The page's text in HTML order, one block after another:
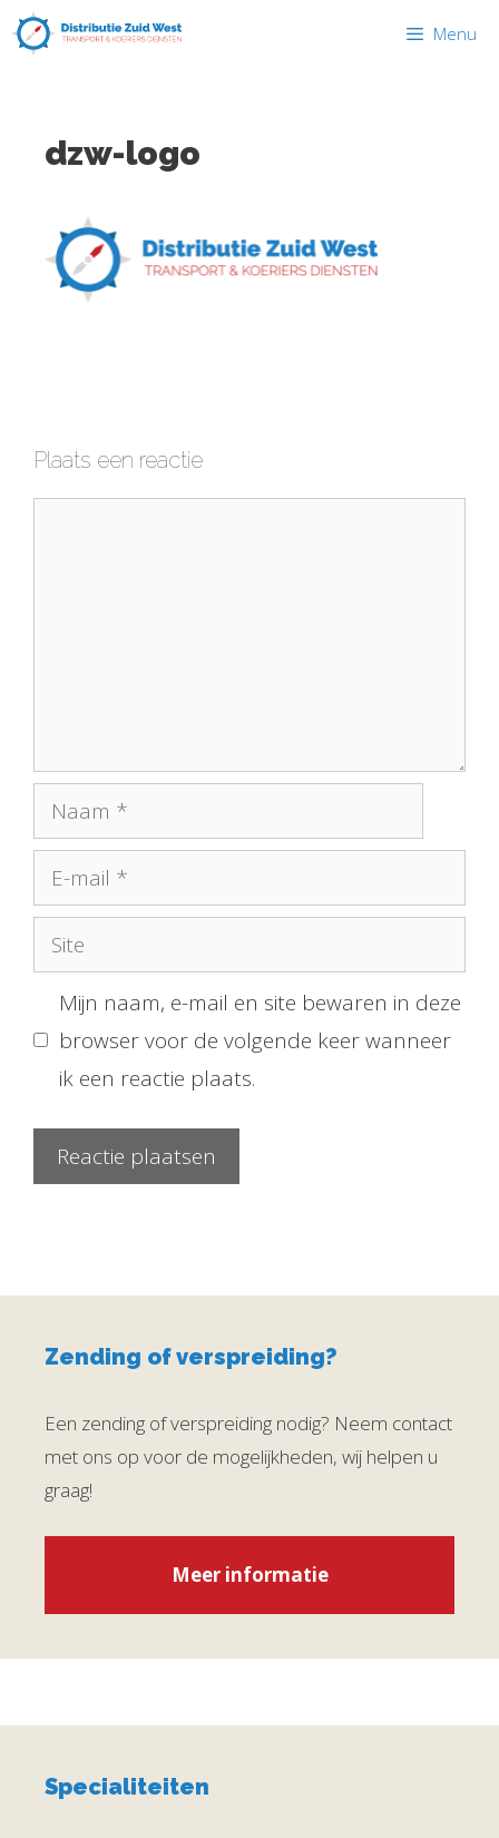
Ga
naar
Menu
dzw-logo
Plaats een reactie
Naam
mail
Site
Mijn naam, e-mail en site bewaren in deze
browser voor de volgende keer wanneer
ik een reactie plaats.
Zending of verspreiding?
Een zending of verspreiding nodig? Neem contact
met ons op voor de mogelijkheden, wij helpen u
graag!
Meer informatie
Specialiteiten